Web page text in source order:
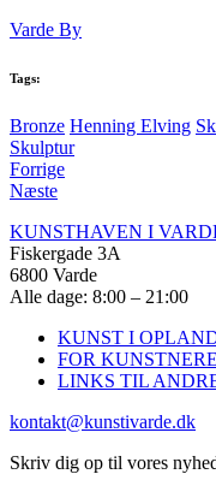
Varde By
Tags:
Bronze Henning Elving
Skulptur
Forrige
Næste
KUNSTHAVEN I
Fiskergade 3A
6800 Varde
Alle dage: 8:00 – 21:00
KUNST I
FOR KUNSTNERE
LINKS TIL
kontakt@kunstivarde.dk
Skriv dig op til vores